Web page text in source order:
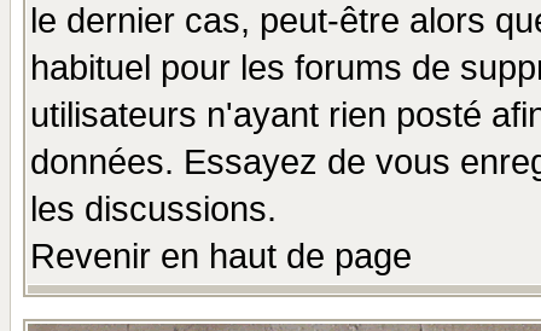
le dernier cas, peut-être alors
habituel pour les forums de
utilisateurs n'ayant rien posté
données. Essayez de vous
les discussions.
Revenir en haut de page